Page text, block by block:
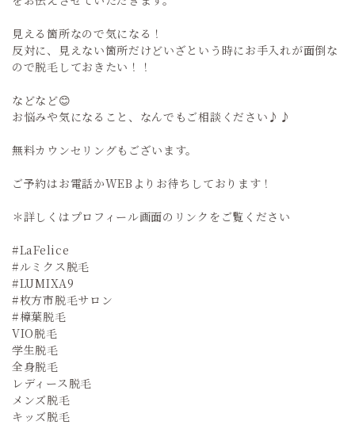
見える箇所なので気になる！
反対に、見えない箇所だけどいざという時にお手入れが面倒な
ので脱毛しておきたい！！
などなど😊
お悩みや気になること、なんでもご相談ください♪♪
無料カウンセリングもございます。
ご予約はお電話かWEBよりお待ちしております！
＊詳しくはプロフィール画面のリンクをご覧ください
#LaFelice
#ルミクス脱毛
#LUMIXA9
#枚方市脱毛サロン
#樟葉脱毛
VIO脱毛
学生脱毛
全身脱毛
レディース脱毛
メンズ脱毛
キッズ脱毛